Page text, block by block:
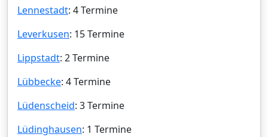
Lennestadt: 4 Termine
Leverkusen: 15 Termine
Lippstadt: 2 Termine
Lübbecke: 4 Termine
Lüdenscheid: 3 Termine
Lüdinghausen: 1 Termine